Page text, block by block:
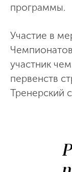
программы.
Участие в
участник
первенств
Тренерский